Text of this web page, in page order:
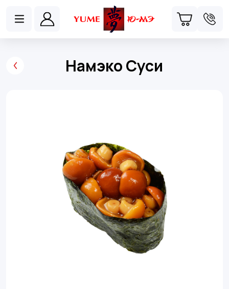
Намэко Суси